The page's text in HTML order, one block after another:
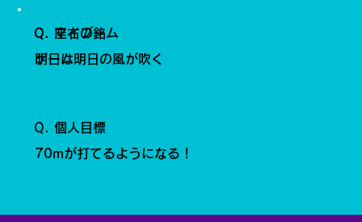
明日は明日の風が吹く
Q. 座右の銘
ゲーム
Q. マイブーム
70mが打てるようになる！
Q. 個人目標